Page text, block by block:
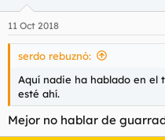
e
s
11 Oct 2018
serdo rebuznó:
Aquí nadie ha hablado en el
esté ahí.
Mejor no hablar de